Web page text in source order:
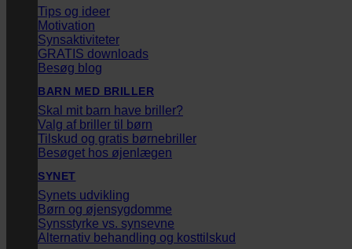
Tips og ideer
Motivation
Synsaktiviteter
GRATIS downloads
Besøg blog
BARN MED BRILLER
Skal mit barn have briller?
Valg af briller til børn
Tilskud og gratis børnebriller
Besøget hos øjenlægen
SYNET
Synets udvikling
Børn og øjensygdomme
Synsstyrke vs. synsevne
Alternativ behandling og kosttilskud